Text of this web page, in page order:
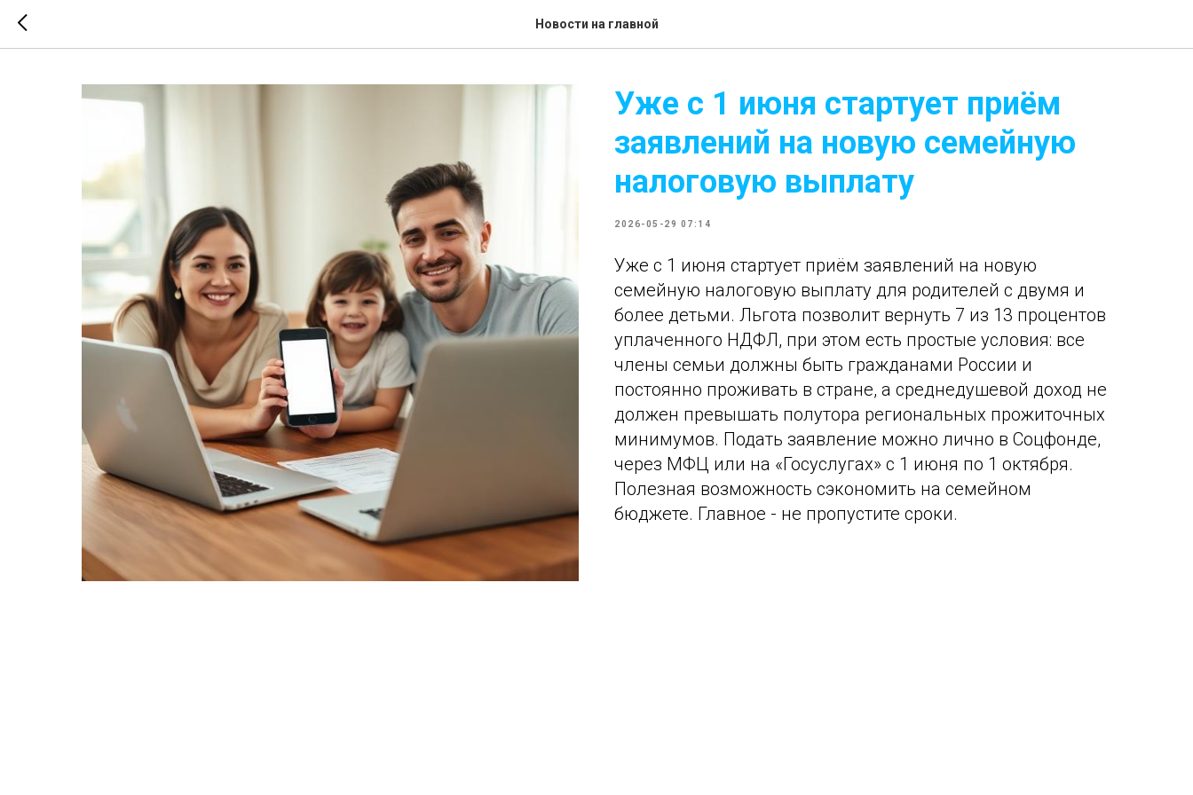
Новости на главной
Уже с 1 июня стартует приём
заявлений на новую семейную
налоговую выплату
2026-05-29 07:14
Уже с 1 июня стартует приём заявлений на новую
семейную налоговую выплату для родителей с двумя и
более детьми. Льгота позволит вернуть 7 из 13 процентов
уплаченного НДФЛ, при этом есть простые условия: все
члены семьи должны быть гражданами России и
постоянно проживать в стране, а среднедушевой доход не
должен превышать полутора региональных прожиточных
минимумов. Подать заявление можно лично в Соцфонде,
через МФЦ или на «Госуслугах» с 1 июня по 1 октября.
Полезная возможность сэкономить на семейном
бюджете. Главное - не пропустите сроки.